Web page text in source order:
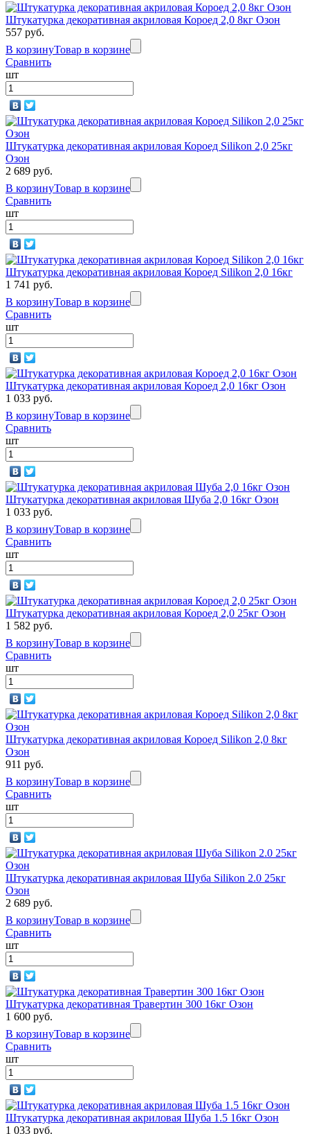
Штукатурка декоративная акриловая Короед 2,0 8кг Озон
557 руб.
В корзинуТовар в корзине
Сравнить
шт
Штукатурка декоративная акриловая Короед Silikon 2,0 25кг
Озон
2 689 руб.
В корзинуТовар в корзине
Сравнить
шт
Штукатурка декоративная акриловая Короед Silikon 2,0 16кг
1 741 руб.
В корзинуТовар в корзине
Сравнить
шт
Штукатурка декоративная акриловая Короед 2,0 16кг Озон
1 033 руб.
В корзинуТовар в корзине
Сравнить
шт
Штукатурка декоративная акриловая Шуба 2,0 16кг Озон
1 033 руб.
В корзинуТовар в корзине
Сравнить
шт
Штукатурка декоративная акриловая Короед 2,0 25кг Озон
1 582 руб.
В корзинуТовар в корзине
Сравнить
шт
Штукатурка декоративная акриловая Короед Silikon 2,0 8кг
Озон
911 руб.
В корзинуТовар в корзине
Сравнить
шт
Штукатурка декоративная акриловая Шуба Silikon 2.0 25кг
Озон
2 689 руб.
В корзинуТовар в корзине
Сравнить
шт
Штукатурка декоративная Травертин 300 16кг Озон
1 600 руб.
В корзинуТовар в корзине
Сравнить
шт
Штукатурка декоративная акриловая Шуба 1.5 16кг Озон
1 033 руб.